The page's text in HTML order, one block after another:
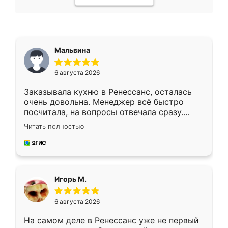
Мальвина
6 августа 2026
Заказывала кухню в Ренессанс, осталась
очень довольна. Менеджер всё быстро
посчитала, на вопросы отвечала сразу.
Замерщик приехал в субботу, подошёл к
делу со всей ответственностью. Собрали
за день, ребята работали аккуратно, даже
Читать полностью
Игорь М.
6 августа 2026
На самом деле в Ренессанс уже не первый